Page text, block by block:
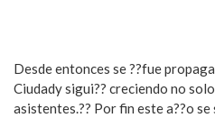
Desde entonces se ??fue
Ciudady sigui?? creciendo no
asistentes.?? Por fin este a??o se